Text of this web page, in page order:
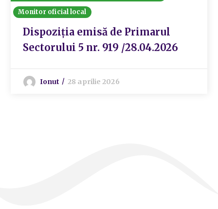
Monitor oficial local
Dispoziția emisă de Primarul
Sectorului 5 nr. 919 /28.04.2026
Ionut 28 aprilie 2026